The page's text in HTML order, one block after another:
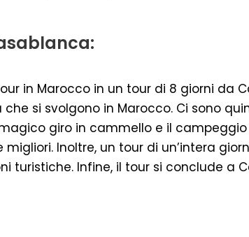
in Marocco in un tour di 8 giorni da
si svolgono in Marocco. Ci sono
giro in cammello e il
Inoltre, un tour di un’intera
turistiche. Infine, il tour si conclude a